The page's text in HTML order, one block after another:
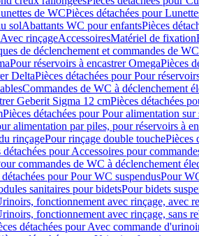
de WCPièces détachées pour
solAbattants WC pour enfantsPièces
Avec rinçageAccessoiresMatériel de fixation
de déclenchement et commandes de WC
Pour réservoirs à encastrer OmegaPièces
DeltaPièces détachées pour Pour
Commandes de WC à déclenchement
Geberit Sigma 12 cmPièces détachées
Pièces détachées pour Pour alimentation
alimentation par piles, pour réservoirs à
rinçagePour rinçage double touchePièces
détachées pour Accessoires pour
commandes de WC à déclenchement
détachées pour Pour WC suspendusPour
sanitaires pour bidetsPour bidets
fonctionnement avec rinçage, avec
fonctionnement avec rinçage, sans
détachées pour Avec commande